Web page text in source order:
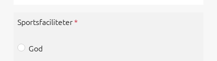
Sportsfaciliteter
God